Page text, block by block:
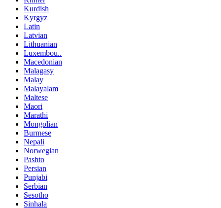
Kurdish
Kyrgyz
Latin
Latvian
Lithuanian
Luxembou..
Macedonian
Malagasy
Malay
Malayalam
Maltese
Maori
Marathi
Mongolian
Burmese
Nepali
Norwegian
Pashto
Persian
Punjabi
Serbian
Sesotho
Sinhala